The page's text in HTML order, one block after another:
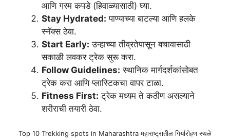
आणि गरम कपडे (हिवाळ्यासाठी) घ्या.
Stay Hydrated: पाण्याच्या बाटल्या आणि हलके
स्नॅक्स ठेवा.
Start Early: उन्हाच्या तीव्रतेपासून बचावासाठी
सकाळी लवकर ट्रेक सुरू करा.
Follow Guidelines: स्थानिक मार्गदर्शकांसोबत
ट्रेक करा आणि प्लास्टिकचा वापर टाळा.
Fitness First: ट्रेक मध्यम ते कठीण असल्याने
शरीराची तयारी ठेवा.
Top 10 Trekking spots in Maharashtra महाराष्ट्रातील गिर्यारोहण स्थळे